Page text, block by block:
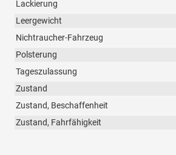
Lackierung
Leergewicht
Nichtraucher-Fahrzeug
Polsterung
Tageszulassung
Zustand
Zustand, Beschaffenheit
Zustand, Fahrfähigkeit